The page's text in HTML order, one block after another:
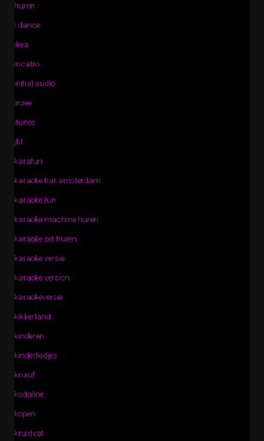
huren
i dance
ikea
incatro
initial audio
inzee
itunes
jbl
karafun
karaoke bar amsterdam
karaoke fun
karaoke machine huren
karaoke set huren
karaoke versie
karaoke version
karaokeversie
kikkerland
kinderen
kinderliedjes
knauf
kodaline
kopen
kruidvat